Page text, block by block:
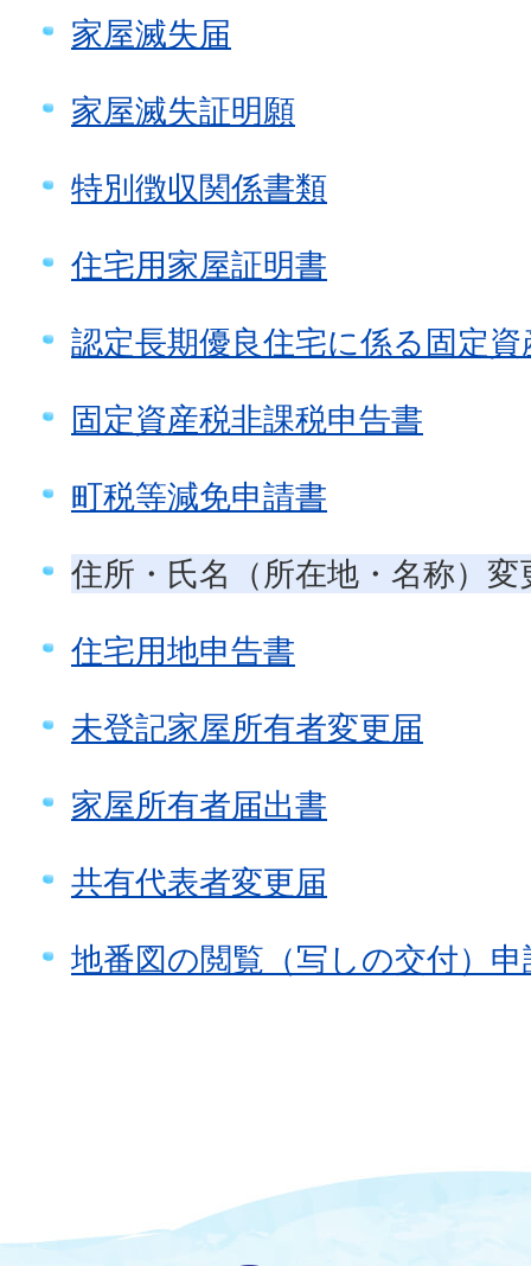
家屋滅失届
家屋滅失証明願
特別徴収関係書類
住宅用家屋証明書
認定長期優良住宅に係る固定
固定資産税非課税申告書
町税等減免申請書
住所・氏名（所在地・名称）変
住宅用地申告書
未登記家屋所有者変更届
家屋所有者届出書
共有代表者変更届
地番図の閲覧（写しの交付）申